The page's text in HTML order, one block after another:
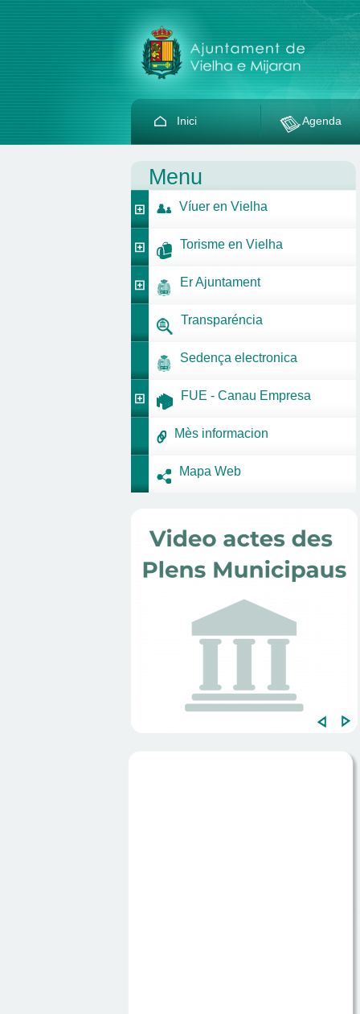
Inici Agenda
Menu
Víuer en Vielha
Torisme en Vielha
Er Ajuntament
Transparéncia
Sedença electronica
FUE - Canau Empresa
Mès informacion
Mapa Web